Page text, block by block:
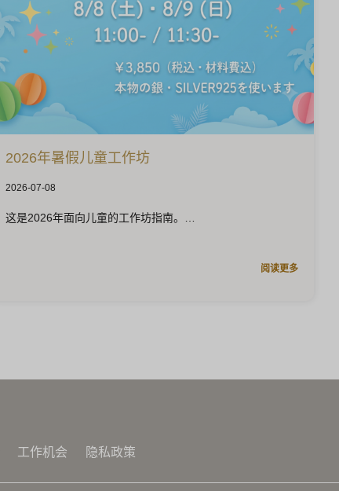
2026年暑假儿童工作坊
2026-07-08
这是2026年面向儿童的工作坊指南。
阅读更多
工作机会 隐私政策